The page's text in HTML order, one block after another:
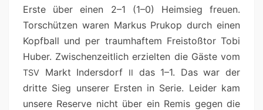
Erste über einen 2–1 (1–0) Heim­sieg freuen.
Torschützen waren Markus Prukop durch einen
Kopf­ball und per traumhaftem Freis­toß­tor Tobi
Huber. Zwis­chen­zeitlich erziel­ten die Gäste vom
TSV Markt Inder­s­dorf II
das 1–1. Das war der
dritte Sieg unser­er Ersten in Serie. Lei­der kam
unsere Reserve nicht über ein Remis gegen die